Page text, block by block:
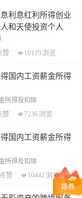
利息红利所得创业
和天使投资个人
赞 10119 浏览
国内工资薪金所得
所得及扣除
赞 7236 浏览
国内工资薪金所得
所得及扣除
点赞 10442 浏览